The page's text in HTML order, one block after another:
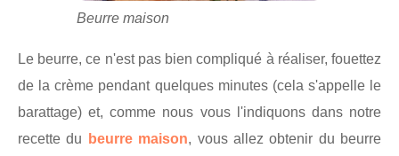
Beurre maison
Le beurre, ce n'est pas bien compliqué à réaliser, fouettez
de la crème pendant quelques minutes (cela s'appelle le
barattage) et, comme nous vous l'indiquons dans notre
recette du
beurre maison, vous allez obtenir du beurre